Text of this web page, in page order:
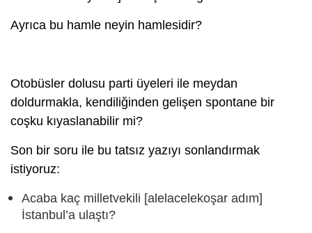
Ayrıca bu hamle neyin hamlesidir?
Otobüsler dolusu parti üyeleri ile meydan
doldurmakla, kendiliğinden gelişen spontane bir
coşku kıyaslanabilir mi?
Son bir soru ile bu tatsız yazıyı sonlandırmak
istiyoruz:
Acaba kaç milletvekili [alelacelekoşar adım]
İstanbul’a ulaştı?